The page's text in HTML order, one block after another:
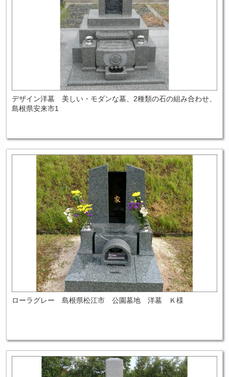
デザイン洋墓 美しい・モダンな墓、2種類の石の組み合わせ、
島根県安来市1
ローラグレー 島根県松江市 公園墓地 洋墓 Ｋ様